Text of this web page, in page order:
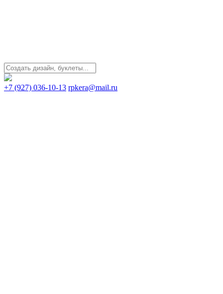
+7 (927) 036-10-13 rpkera@mail.ru